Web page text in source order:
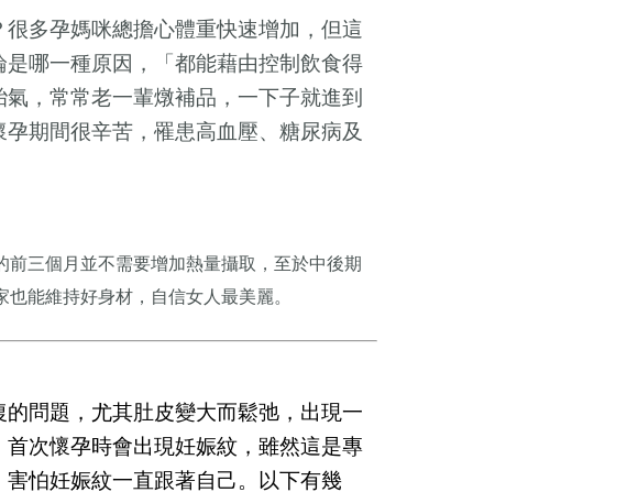
多孕媽咪總擔心體重快速增加，但這
哪一種原因，「都能藉由控制飲食得
，常常老一輩燉補品，一下子就進到
期間很辛苦，罹患高血壓、糖尿病及
三個月並不需要增加熱量攝取，至於中後期
能維持好身材，自信女人最美麗。
問題，尤其肚皮變大而鬆弛，出現一
次懷孕時會出現妊娠紋，雖然這是專
怕妊娠紋一直跟著自己。以下有幾